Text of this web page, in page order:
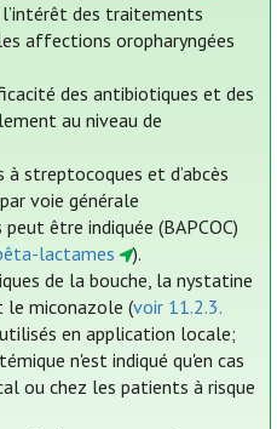
des traitements
affections oropharyngées
des antibiotiques et des
au niveau de
à streptocoques et d’abcès
voie générale
être indiquée (BAPCOC)
lactames
).
de la bouche, la nystatine
le miconazole (voir 11.2.3.
en application locale;
n'est indiqué qu'en cas
ou chez les patients à risque